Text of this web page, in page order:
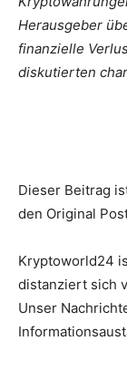
Herausgeber
finanzielle
diskutierten
Dieser Beitrag
den Original
Kryptoworld24
distanziert sich
Unser